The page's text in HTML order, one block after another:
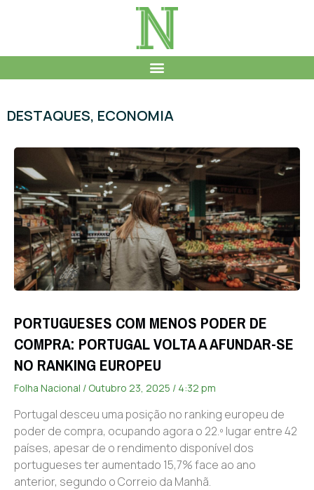
DESTAQUES, ECONOMIA
PORTUGUESES COM MENOS PODER DE
COMPRA: PORTUGAL VOLTA A AFUNDAR-SE
NO RANKING EUROPEU
Folha Nacional Outubro 23, 2025 4:32 pm
Portugal desceu uma posição no ranking europeu de
poder de compra, ocupando agora o 22.º lugar entre 42
países, apesar de o rendimento disponível dos
portugueses ter aumentado 15,7% face ao ano
anterior, segundo o Correio da Manhã.